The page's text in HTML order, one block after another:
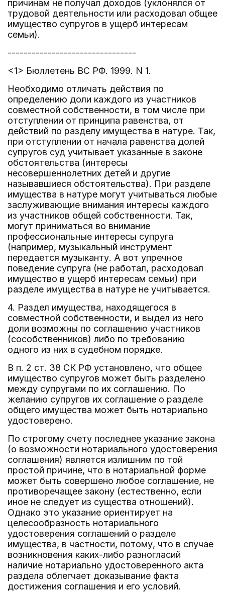
причинам не получал доходов (уклонялся от
трудовой деятельности или расходовал общее
имущество супругов в ущерб интересам
семьи).
--------------------------------
<1> Бюллетень ВС РФ. 1999. N 1.
Необходимо отличать действия по
определению доли каждого из участников
совместной собственности, в том числе при
отступлении от принципа равенства, от
действий по разделу имущества в натуре. Так,
при отступлении от начала равенства долей
супругов суд учитывает указанные в законе
обстоятельства (интересы
несовершеннолетних детей и другие
называвшиеся обстоятельства). При разделе
имущества в натуре могут учитываться любые
заслуживающие внимания интересы каждого
из участников общей собственности. Так,
могут приниматься во внимание
профессиональные интересы супруга
(например, музыкальный инструмент
передается музыканту. А вот упречное
поведение супруга (не работал, расходовал
имущество в ущерб интересам семьи) при
разделе имущества в натуре не учитывается.
4. Раздел имущества, находящегося в
совместной собственности, и выдел из него
доли возможны по соглашению участников
(сособственников) либо по требованию
одного из них в судебном порядке.
В п. 2 ст. 38 СК РФ установлено, что общее
имущество супругов может быть разделено
между супругами по их соглашению. По
желанию супругов их соглашение о разделе
общего имущества может быть нотариально
удостоверено.
По строгому счету последнее указание закона
(о возможности нотариального удостоверения
соглашения) является излишним по той
простой причине, что в нотариальной форме
может быть совершено любое соглашение, не
противоречащее закону (естественно, если
иное не следует из существа отношений).
Однако это указание ориентирует на
целесообразность нотариального
удостоверения соглашений о разделе
имущества, в частности, потому, что в случае
возникновения каких-либо разногласий
наличие нотариально удостоверенного акта
раздела облегчает доказывание факта
достижения соглашения и его условий.